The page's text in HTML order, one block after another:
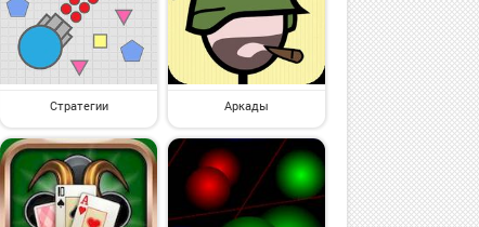
Стратегии Аркады